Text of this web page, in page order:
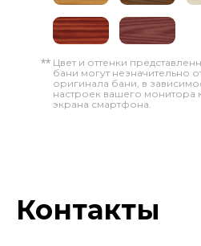
** Цвет и оттенки
бани могут незначительно
оригинала бани, в
настроек вашего монитора
экрана смартфона.
Контакты